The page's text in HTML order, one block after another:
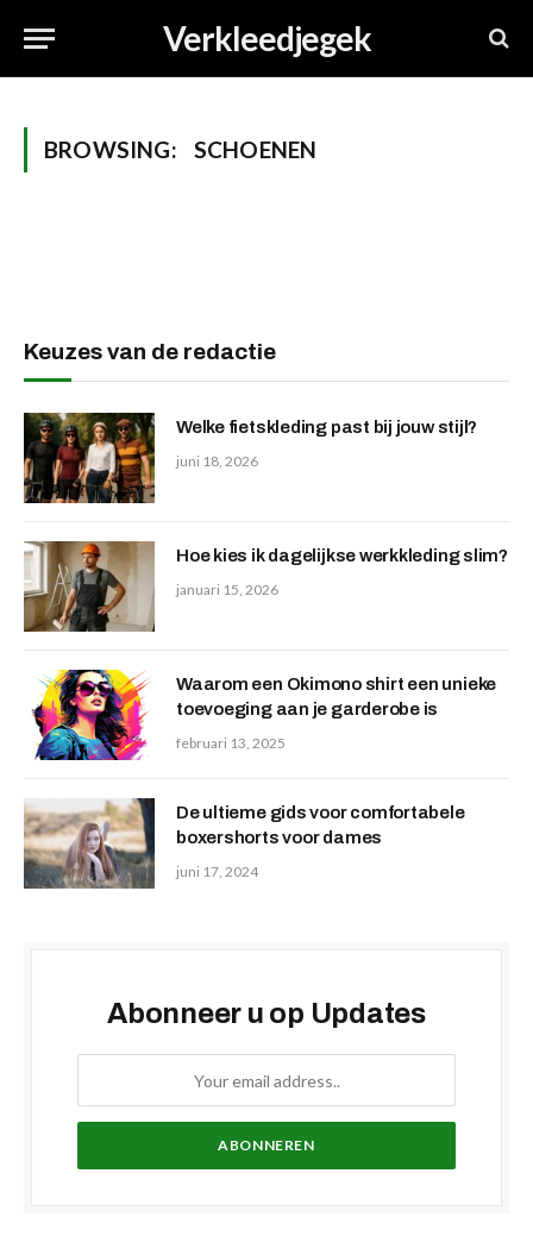
Verkleedjegek
BROWSING: SCHOENEN
Keuzes van de redactie
Welke fietskleding past bij jouw stijl?
juni 18, 2026
Hoe kies ik dagelijkse werkkleding slim?
januari 15, 2026
Waarom een Okimono shirt een unieke
toevoeging aan je garderobe is
februari 13, 2025
De ultieme gids voor comfortabele
boxershorts voor dames
juni 17, 2024
Abonneer u op Updates